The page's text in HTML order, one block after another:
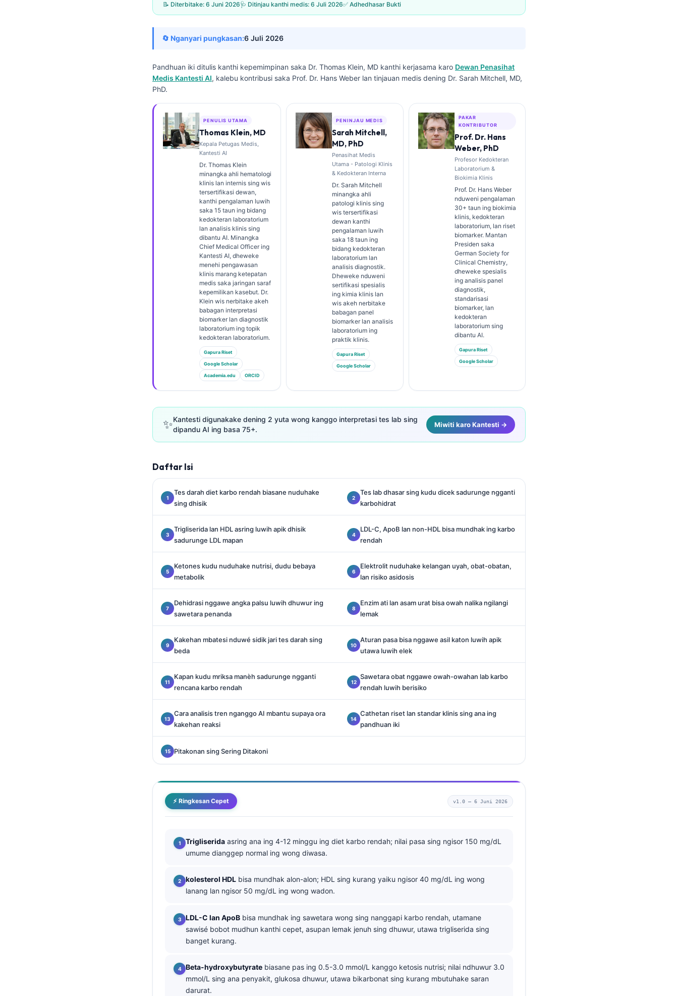
📝 Diterbitake: 6 Juni 2026🩺 Ditinjau kanthi medis: 6 Juli 2026✅ Adhedhasar Bukti
🔄 Nganyari pungkasan:6 Juli 2026
Pandhuan iki ditulis kanthi kepemimpinan saka Dr. Thomas Klein, MD kanthi kerjasama karo Dewan Penasihat
Medis Kantesti AI, kalebu kontribusi saka Prof. Dr. Hans Weber lan tinjauan medis dening Dr. Sarah Mitchell, MD,
PhD.
PENULIS UTAMA
Thomas Klein, MD
Kepala Petugas Medis,
Kantesti AI
Dr. Thomas Klein
minangka ahli hematologi
klinis lan internis sing wis
tersertifikasi dewan,
kanthi pengalaman luwih
saka 15 taun ing bidang
kedokteran laboratorium
lan analisis klinis sing
dibantu AI. Minangka
Chief Medical Officer ing
Kantesti AI, dheweke
menehi pengawasan
klinis marang ketepatan
medis saka jaringan saraf
kepemilikan kasebut. Dr.
Klein wis nerbitake akeh
babagan interpretasi
biomarker lan diagnostik
laboratorium ing topik
kedokteran laboratorium.
Gapura Riset
Google Scholar
Academia.edu ORCID
PENINJAU MEDIS
Sarah Mitchell,
MD, PhD
Penasihat Medis
Utama - Patologi Klinis
& Kedokteran Interna
Dr. Sarah Mitchell
minangka ahli
patologi klinis sing
wis tersertifikasi
dewan kanthi
pengalaman luwih
saka 18 taun ing
bidang kedokteran
laboratorium lan
analisis diagnostik.
Dheweke nduweni
sertifikasi spesialis
ing kimia klinis lan
wis akeh nerbitake
babagan panel
biomarker lan analisis
laboratorium ing
praktik klinis.
Gapura Riset
Google Scholar
PAKAR
KONTRIBUTOR
Prof. Dr. Hans
Weber, PhD
Profesor Kedokteran
Laboratorium &
Biokimia Klinis
Prof. Dr. Hans Weber
nduweni pengalaman
30+ taun ing biokimia
klinis, kedokteran
laboratorium, lan riset
biomarker. Mantan
Presiden saka
German Society for
Clinical Chemistry,
dheweke spesialis
ing analisis panel
diagnostik,
standarisasi
biomarker, lan
kedokteran
laboratorium sing
dibantu AI.
Gapura Riset
Google Scholar
✨Kantesti digunakake dening 2 yuta wong kanggo interpretasi tes lab sing
dipandu AI ing basa 75+.
Miwiti karo Kantesti →
Daftar Isi
Tes darah diet karbo rendah biasane nuduhake
sing dhisik
Tes lab dhasar sing kudu dicek sadurunge ngganti
karbohidrat
Trigliserida lan HDL asring luwih apik dhisik
sadurunge LDL mapan
LDL-C, ApoB lan non-HDL bisa mundhak ing karbo
rendah
Ketones kudu nuduhake nutrisi, dudu bebaya
metabolik
Elektrolit nuduhake kelangan uyah, obat-obatan,
lan risiko asidosis
Dehidrasi nggawe angka palsu luwih dhuwur ing
sawetara penanda
Enzim ati lan asam urat bisa owah nalika ngilangi
lemak
Kakehan mbatesi nduwé sidik jari tes darah sing
beda
Aturan pasa bisa nggawe asil katon luwih apik
utawa luwih elek
Kapan kudu mriksa manèh sadurunge ngganti
rencana karbo rendah
Sawetara obat nggawe owah-owahan lab karbo
rendah luwih berisiko
Cara analisis tren nganggo AI mbantu supaya ora
kakehan reaksi
Cathetan riset lan standar klinis sing ana ing
pandhuan iki
Pitakonan sing Sering Ditakoni
⚡ Ringkesan Cepet v1.0 — 6 Juni 2026
Trigliserida asring ana ing 4-12 minggu ing diet karbo rendah; nilai pasa sing ngisor 150 mg/dL
umume dianggep normal ing wong diwasa.
kolesterol HDL bisa mundhak alon-alon; HDL sing kurang yaiku ngisor 40 mg/dL ing wong
lanang lan ngisor 50 mg/dL ing wong wadon.
LDL-C lan ApoB bisa mundhak ing sawetara wong sing nanggapi karbo rendah, utamane
sawisé bobot mudhun kanthi cepet, asupan lemak jenuh sing dhuwur, utawa trigliserida sing
banget kurang.
Beta-hydroxybutyrate biasane pas ing 0.5-3.0 mmol/L kanggo ketosis nutrisi; nilai ndhuwur 3.0
mmol/L sing ana penyakit, glukosa dhuwur, utawa bikarbonat sing kurang mbutuhake saran
darurat.